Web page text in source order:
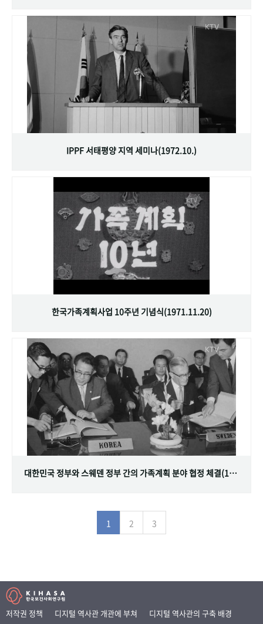
IPPF 서태평양 지역 세미나(1972.10.)
한국가족계획사업 10주년 기념식(1971.11.20)
대한민국 정부와 스웨덴 정부 간의 가족계획 분야 협정 체결(1968.07.12)
1 2 3
저작권 정책 디지털 역사관 개관에 부쳐
디지털 역사관의 구축 배경